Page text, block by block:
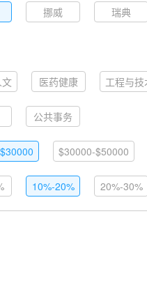
挪威 瑞典
医药健康 工程与技
公共事务
$30000-$50000
10%-20% 20%-30%